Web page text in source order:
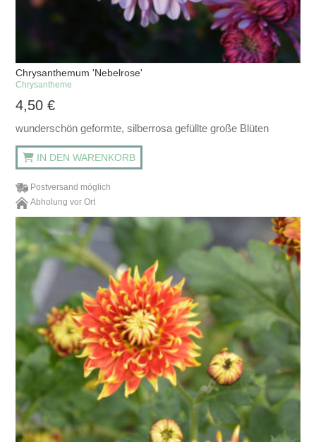
Chrysanthemum 'Nebelrose'
Chrysantheme
4,50€
wunderschön geformte, silberrosa gefüllte große Blüten
IN DEN WARENKORB
Postversand möglich
Abholung vor Ort